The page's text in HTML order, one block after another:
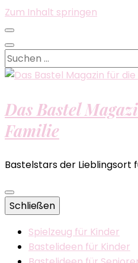
Zum Inhalt springen
Suchen
nach:
Das Bastel
Familie
Bastelstars der Lieblingsort
Schließen
Spielzeug für Kinder
Bastelideen für Kinder